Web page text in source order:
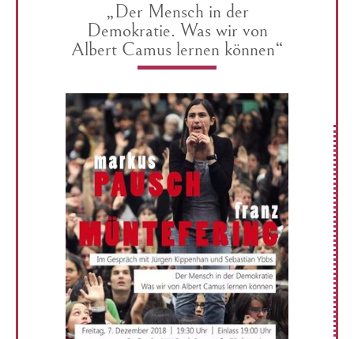
„Der Mensch in der
Demokratie. Was wir von
Albert Camus lernen können“